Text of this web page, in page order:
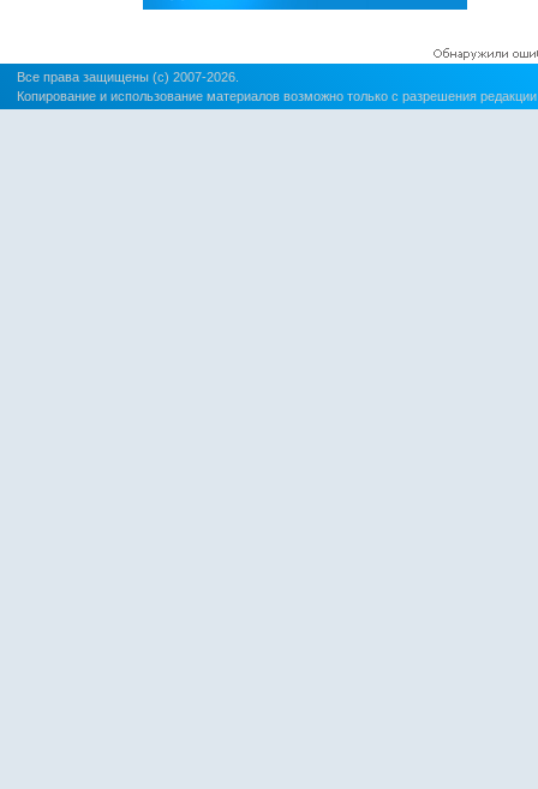
Все права защищены (c) 2007-2026.
Копирование и использование материалов возможно только с разрешения